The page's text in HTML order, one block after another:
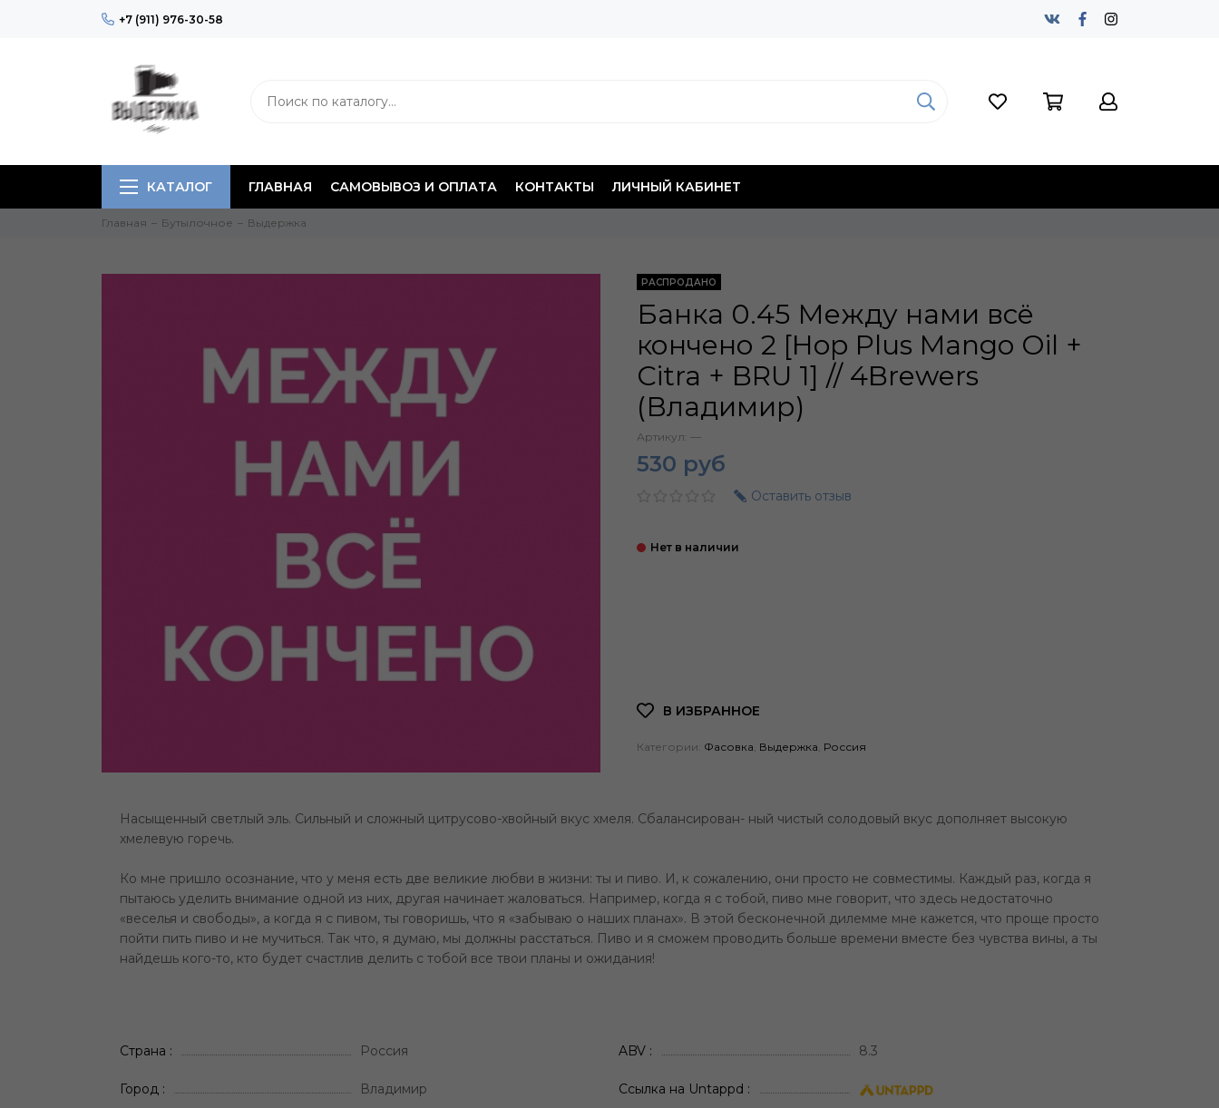
+7 (911) 976-30-58
КАТАЛОГ ГЛАВНАЯ САМОВЫВОЗ И ОПЛАТА КОНТАКТЫ ЛИЧНЫЙ КАБИНЕТ
Главная Бутылочное Выдержка
РАСПРОДАНО
Банка 0.45 Между нами всё
кончено 2 [Hop Plus Mango Oil +
Citra + BRU 1] // 4Brewers
(Владимир)
Артикул: —
530 руб
Оставить отзыв
Категории: Фасовка Выдержка Россия
Насыщенный светлый эль. Сильный и сложный цитрусово-хвойный вкус хмеля. Сбалансирован- ный чистый солодовый вкус дополняет высокую
хмелевую горечь.
Ко мне пришло осознание, что у меня есть две великие любви в жизни: ты и пиво. И, к сожалению, они просто не совместимы. Каждый раз, когда я
пытаюсь уделить внимание одной из них, другая начинает жаловаться. Например, когда я с тобой, пиво мне говорит, что здесь недостаточно
«веселья и свободы», а когда я с пивом, ты говоришь, что я «забываю о наших планах». В этой бесконечной дилемме мне кажется, что проще просто
пойти пить пиво и не мучиться. Так что, я думаю, мы должны расстаться. Пиво и я сможем проводить больше времени вместе без чувства вины, а ты
найдешь кого-то, кто будет счастлив делить с тобой все твои планы и ожидания!
Страна Россия
Город Владимир
ABV 8.3
Ссылка на Untappd